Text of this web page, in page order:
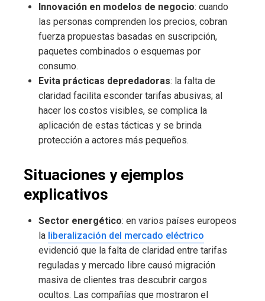
Innovación en modelos de negocio: cuando
las personas comprenden los precios, cobran
fuerza propuestas basadas en suscripción,
paquetes combinados o esquemas por
consumo.
Evita prácticas depredadoras: la falta de
claridad facilita esconder tarifas abusivas; al
hacer los costos visibles, se complica la
aplicación de estas tácticas y se brinda
protección a actores más pequeños.
Situaciones y ejemplos
explicativos
Sector energético: en varios países europeos
la liberalización del mercado eléctrico
evidenció que la falta de claridad entre tarifas
reguladas y mercado libre causó migración
masiva de clientes tras descubrir cargos
ocultos. Las compañías que mostraron el